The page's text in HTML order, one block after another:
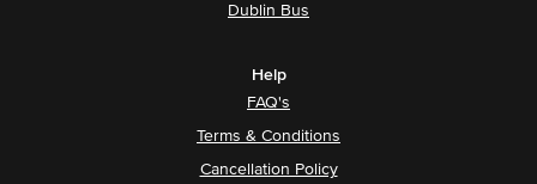
Dublin Bus
Help
FAQ's
Terms & Conditions
Cancellation Policy